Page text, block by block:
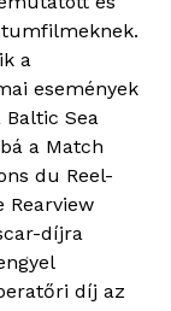
a
események
Sea
a Match
du Reel-
Rearview
díjra
díj az